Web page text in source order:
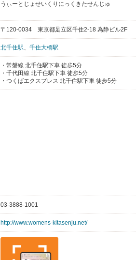
うぃーとじょせいくりにっくきたせんじゅ
〒120-0034 東京都足立区千住2-18 為静ビル2F
北千住駅、 千住大橋駅
・常磐線 北千住駅下車 徒歩5分
・千代田線 北千住駅下車 徒歩5分
・つくばエクスプレス 北千住駅下車 徒歩5分
03-3888-1001
http://www.womens-kitasenju.net/